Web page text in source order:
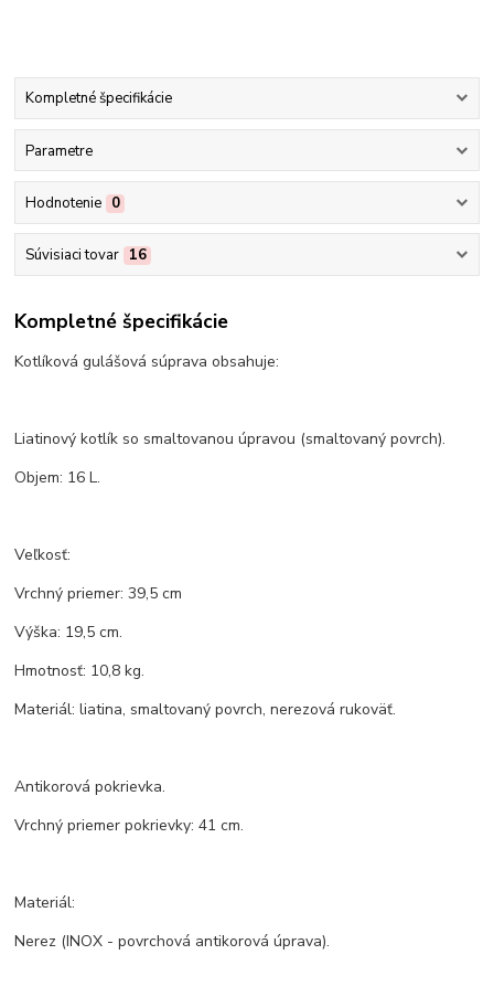
Kompletné špecifikácie
Parametre
Hodnotenie 0
Súvisiaci tovar 16
Kompletné špecifikácie
Kotlíková gulášová súprava obsahuje:
Liatinový kotlík so smaltovanou úpravou (smaltovaný povrch).
Objem: 16 L.
Veľkosť:
Vrchný priemer: 39,5 cm
Výška: 19,5 cm.
Hmotnosť: 10,8 kg.
Materiál: liatina, smaltovaný povrch, nerezová rukoväť.
Antikorová pokrievka.
Vrchný priemer pokrievky: 41 cm.
Materiál:
Nerez (INOX - povrchová antikorová úprava).